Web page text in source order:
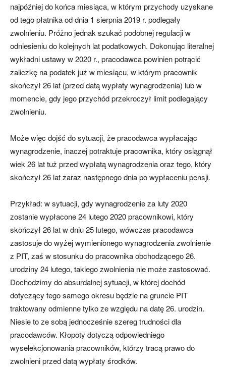
najpóźniej do końca miesiąca, w którym przychody uzyskane
od tego płatnika od dnia 1 sierpnia 2019 r. podlegały
zwolnieniu. Próżno jednak szukać podobnej regulacji w
odniesieniu do kolejnych lat podatkowych. Dokonując literalnej
wykładni ustawy w 2020 r., pracodawca powinien potrącić
zaliczkę na podatek już w miesiącu, w którym pracownik
skończył 26 lat (przed datą wypłaty wynagrodzenia) lub w
momencie, gdy jego przychód przekroczył limit podlegający
zwolnieniu.
Może więc dojść do sytuacji, że pracodawca wypłacając
wynagrodzenie, inaczej potraktuje pracownika, który osiągnął
wiek 26 lat tuż przed wypłatą wynagrodzenia oraz tego, który
skończył 26 lat zaraz następnego dnia po wypłaceniu pensji.
Przykład: w sytuacji, gdy wynagrodzenie za luty 2020
zostanie wypłacone 24 lutego 2020 pracownikowi, który
skończył 26 lat w dniu 25 lutego, wówczas pracodawca
zastosuje do wyżej wymienionego wynagrodzenia zwolnienie
z PIT, zaś w stosunku do pracownika obchodzącego 26.
urodziny 24 lutego, takiego zwolnienia nie może zastosować.
Dochodzimy do absurdalnej sytuacji, w której dochód
dotyczący tego samego okresu będzie na gruncie PIT
traktowany odmienne tylko ze względu na datę 26. urodzin.
Niesie to ze sobą jednocześnie szereg trudności dla
pracodawców. Kłopoty dotyczą odpowiedniego
wyselekcjonowania pracowników, którzy tracą prawo do
zwolnieni przed datą wypłaty środków.